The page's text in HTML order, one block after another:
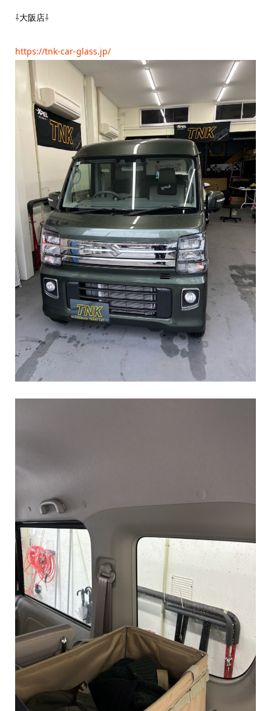
⇩大阪店⇩
https://tnk-car-glass.jp/